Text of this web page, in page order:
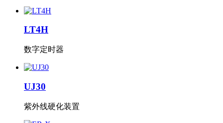
LT4H
数字定时器
UJ30
紫外线硬化装置